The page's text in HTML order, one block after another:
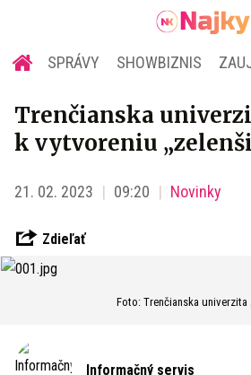
SPRÁVY SHOWBIZNIS
Trenčianska
k vytvoreniu
21. 02. 2023 09:20 Novinky
Zdieľať
Foto: Trenčianska univerzita
Informačný servis